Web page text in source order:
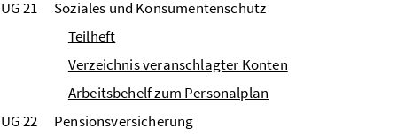
UG 21
Soziales und Konsumentenschutz
Teilheft
Verzeichnis veranschlagter Konten
Arbeitsbehelf zum Personalplan
UG 22
Pensionsversicherung